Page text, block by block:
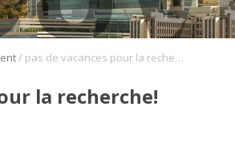
/ pas de vacances pour la recherche!
la recherche!